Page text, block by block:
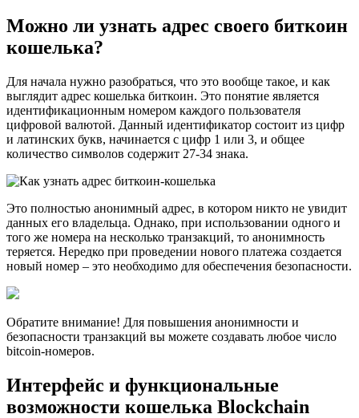
Можно ли узнать адрес своего биткоин
кошелька?
Для начала нужно разобраться, что это вообще такое, и как
выглядит адрес кошелька биткоин. Это понятие является
идентификационным номером каждого пользователя
цифровой валютой. Данный идентификатор состоит из цифр
и латинских букв, начинается с цифр 1 или 3, и общее
количество символов содержит 27-34 знака.
Это полностью анонимный адрес, в котором никто не увидит
данных его владельца. Однако, при использовании одного и
того же номера на несколько транзакций, то анонимность
теряется. Нередко при проведении нового платежа создается
новый номер – это необходимо для обеспечения безопасности.
Обратите внимание! Для повышения анонимности и
безопасности транзакций вы можете создавать любое число
bitcoin-номеров.
Интерфейс и функциональные
возможности кошелька Blockchain